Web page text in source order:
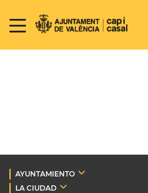
AYUNTAMIENTO
LA CIUDAD